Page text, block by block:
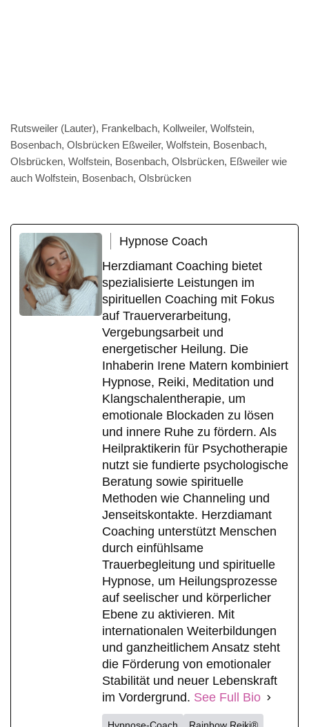
Rutsweiler (Lauter), Frankelbach, Kollweiler, Wolfstein,
Bosenbach, Olsbrücken Eßweiler, Wolfstein, Bosenbach,
Olsbrücken, Wolfstein, Bosenbach, Olsbrücken, Eßweiler wie
auch Wolfstein, Bosenbach, Olsbrücken
Hypnose Coach
Herzdiamant Coaching bietet
spezialisierte Leistungen im
spirituellen Coaching mit Fokus
auf Trauerverarbeitung,
Vergebungsarbeit und
energetischer Heilung. Die
Inhaberin Irene Matern kombiniert
Hypnose, Reiki, Meditation und
Klangschalentherapie, um
emotionale Blockaden zu lösen
und innere Ruhe zu fördern. Als
Heilpraktikerin für Psychotherapie
nutzt sie fundierte psychologische
Beratung sowie spirituelle
Methoden wie Channeling und
Jenseitskontakte. Herzdiamant
Coaching unterstützt Menschen
durch einfühlsame
Trauerbegleitung und spirituelle
Hypnose, um Heilungsprozesse
auf seelischer und körperlicher
Ebene zu aktivieren. Mit
internationalen Weiterbildungen
und ganzheitlichem Ansatz steht
die Förderung von emotionaler
Stabilität und neuer Lebenskraft
im Vordergrund. See Full Bio